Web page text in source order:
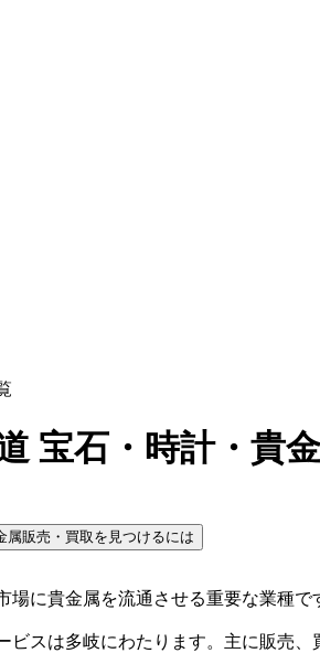
宝石・時計・貴
属販売・買取を見つけるには
に貴金属を流通させる重要な業種
ビスは多岐にわたります。主に販売